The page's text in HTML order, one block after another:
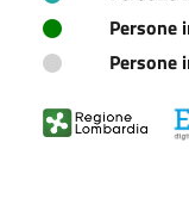
Persone
Persone